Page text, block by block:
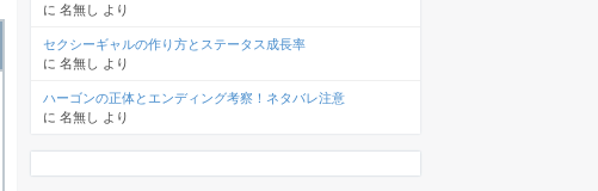
に 名無し より
セクシーギャルの作り方とステータス成長率
に 名無し より
ハーゴンの正体とエンディング考察！ネタバレ注意
に 名無し より